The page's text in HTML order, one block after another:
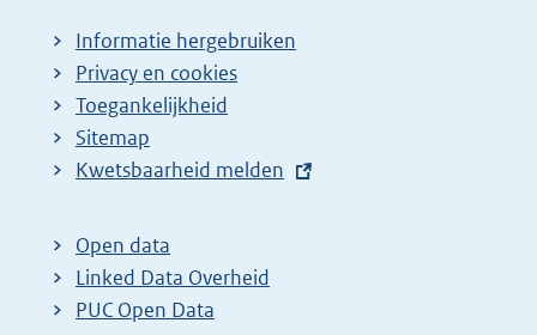
Informatie hergebruiken
Privacy en cookies
Toegankelijkheid
Sitemap
E
t
e
r
Kwetsbaarheid melden
Open data
Linked Data Overheid
PUC Open Data